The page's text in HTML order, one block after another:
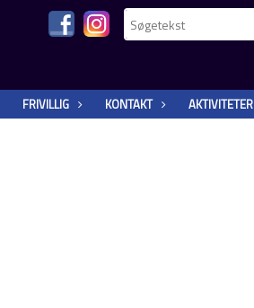
FRIVILLIG KONTAKT AKTIVITETER